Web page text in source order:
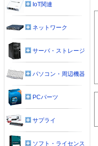
IoT関連
ネットワーク
サーバ・ストレージ
パソコン・周辺機器
PCパーツ
サプライ
ソフト・ライセンス